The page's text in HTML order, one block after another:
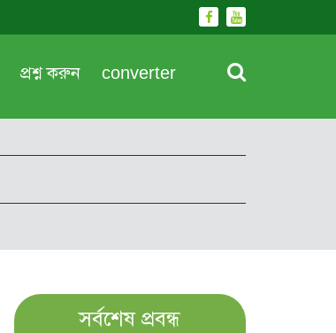
প্রশ্ন করুন converter
সর্বশেষ প্রবন্ধ